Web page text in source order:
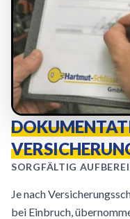
SORGFÄLTIG
Je nach
bei Einbruch,